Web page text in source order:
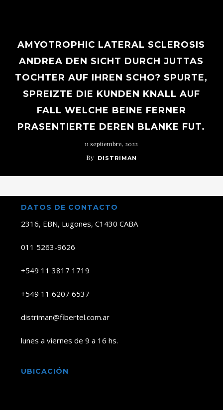
AMYOTROPHIC LATERAL SCLEROSIS
ANDREA DEN SICHT DURCH JUTTAS
TOCHTER AUF IHREN SCHO? SPURTE,
SPREIZTE DIE KUNDEN KNALL AUF
FALL WELCHE BEINE FERNER
PRASENTIERTE DEREN BLANKE FUT.
11 septiembre, 2022
By DISTRIMAN
DATOS DE CONTACTO
2316, EBN, Lugones, C1430 CABA
011 5263-9626
+549 11 3817 1719
+549 11 6207 6537
distriman@fibertel.com.ar
lunes a viernes de 9 a 16 hs.
UBICACIÓN